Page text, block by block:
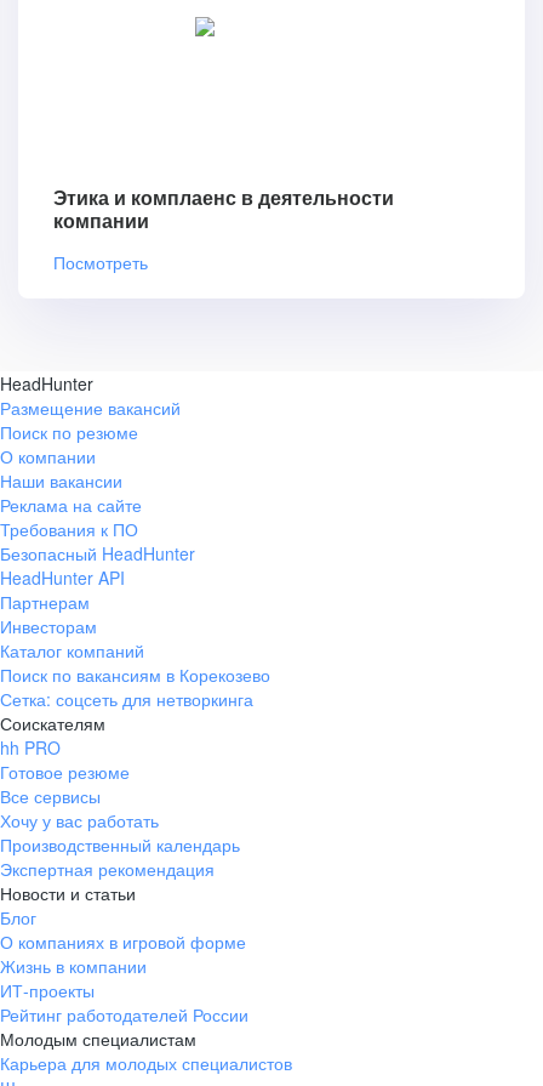
Этика и комплаенс в деятельности
компании
Посмотреть
HeadHunter
Размещение вакансий
Поиск по резюме
О компании
Наши вакансии
Реклама на сайте
Требования к ПО
Безопасный HeadHunter
HeadHunter API
Партнерам
Инвесторам
Каталог компаний
Поиск по вакансиям в Корекозево
Сетка: соцсеть для нетворкинга
Соискателям
hh PRO
Готовое резюме
Все сервисы
Хочу у вас работать
Производственный календарь
Экспертная рекомендация
Новости и статьи
Блог
О компаниях в игровой форме
Жизнь в компании
ИТ-проекты
Рейтинг работодателей России
Молодым специалистам
Карьера для молодых специалистов